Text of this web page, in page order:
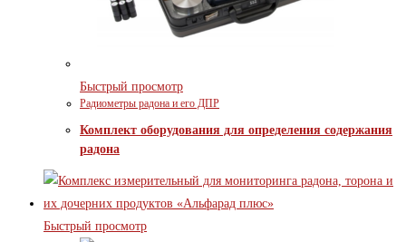
Быстрый просмотр
Радиометры радона и его ДПР
Комплект оборудования для определения содержания
радона
Быстрый просмотр